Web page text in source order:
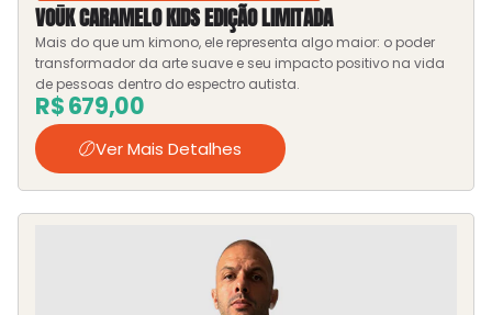
VOŪK CARAMELO KIDS EDIÇÃO LIMITADA
Mais do que um kimono, ele representa algo maior: o poder
transformador da arte suave e seu impacto positivo na vida
de pessoas dentro do espectro autista.
R$679,00
Ver Mais Detalhes